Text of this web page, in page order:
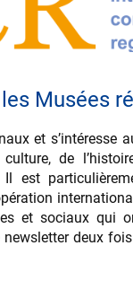
Musées
et s’intéresse
de
est
et sociaux qui
newsletter deux